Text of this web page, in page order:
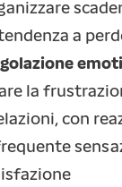
a
la
con